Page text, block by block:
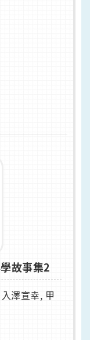
故事集2
澤宣幸, 甲